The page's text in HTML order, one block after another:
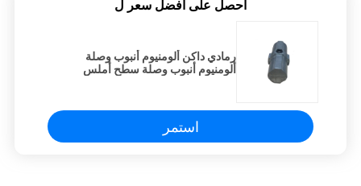
احصل على افضل سعر ل
رمادي داكن ألومنيوم أنبوب وصلة
ألومنيوم أنبوب وصلة سطح أملس
استمر